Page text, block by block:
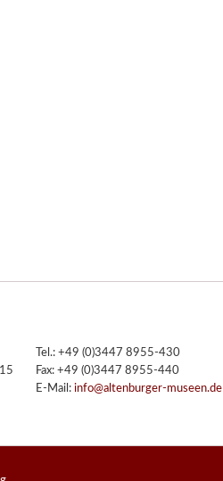
Tel.: +49 (0)3447 8955-430
Fax: +49 (0)3447 8955-440
E-Mail: info@altenburger-museen.de